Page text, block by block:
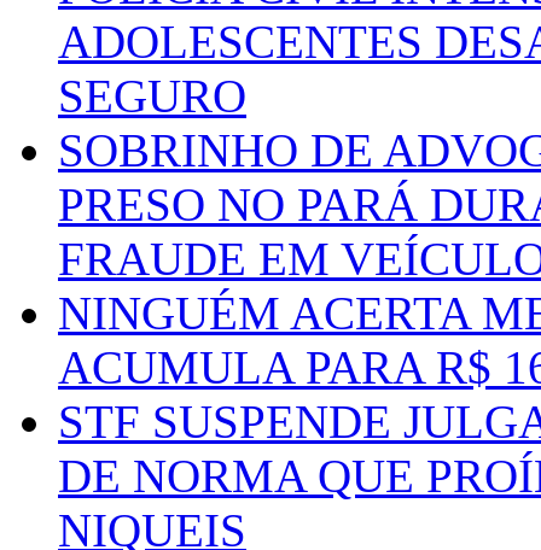
ADOLESCENTES
SEGURO
SOBRINHO DE
PRESO NO PARÁ
FRAUDE EM
NINGUÉM ACERTA
ACUMULA PARA R$
STF SUSPENDE
DE NORMA QUE
NIQUEIS